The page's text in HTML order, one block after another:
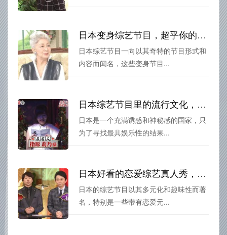
日本变身综艺节目，超乎你的想象，一定要看
日本综艺节目一向以其奇特的节目形式和
内容而闻名，这些变身节目...
日本综艺节目里的流行文化，让你了解不一样的日本，看日本综艺节目必须
日本是一个充满诱惑和神秘感的国家，只
为了寻找最具娱乐性的结果...
日本好看的恋爱综艺真人秀，和TA一起看电视剧般浪漫
日本的综艺节目以其多元化和趣味性而著
名，特别是一些带有恋爱元...